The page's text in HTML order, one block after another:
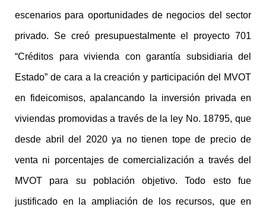
escenarios para oportunidades de negocios del sector
privado. Se creó presupuestalmente el proyecto 701
“Créditos para vivienda con garantía subsidiaria del
Estado” de cara a la creación y participación del MVOT
en fideicomisos, apalancando la inversión privada en
viviendas promovidas a través de la ley No. 18795, que
desde abril del 2020 ya no tienen tope de precio de
venta ni porcentajes de comercialización a través del
MVOT para su población objetivo. Todo esto fue
justificado en la ampliación de los recursos, que en